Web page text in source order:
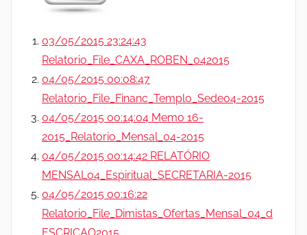
03/05/2015 23:24:43
Relatorio_File_CAXA_ROBEN_042015
04/05/2015 00:08:47
Relatorio_File_Financ_Templo_Sede04-2015
04/05/2015 00:14:04 Memo 16-
2015_Relatorio_Mensal_04-2015
04/05/2015 00:14:42 RELATÓRIO
MENSAL04_Espiritual_SECRETARIA-2015
04/05/2015 00:16:22
Relatorio_File_Dimistas_Ofertas_Mensal_04_d